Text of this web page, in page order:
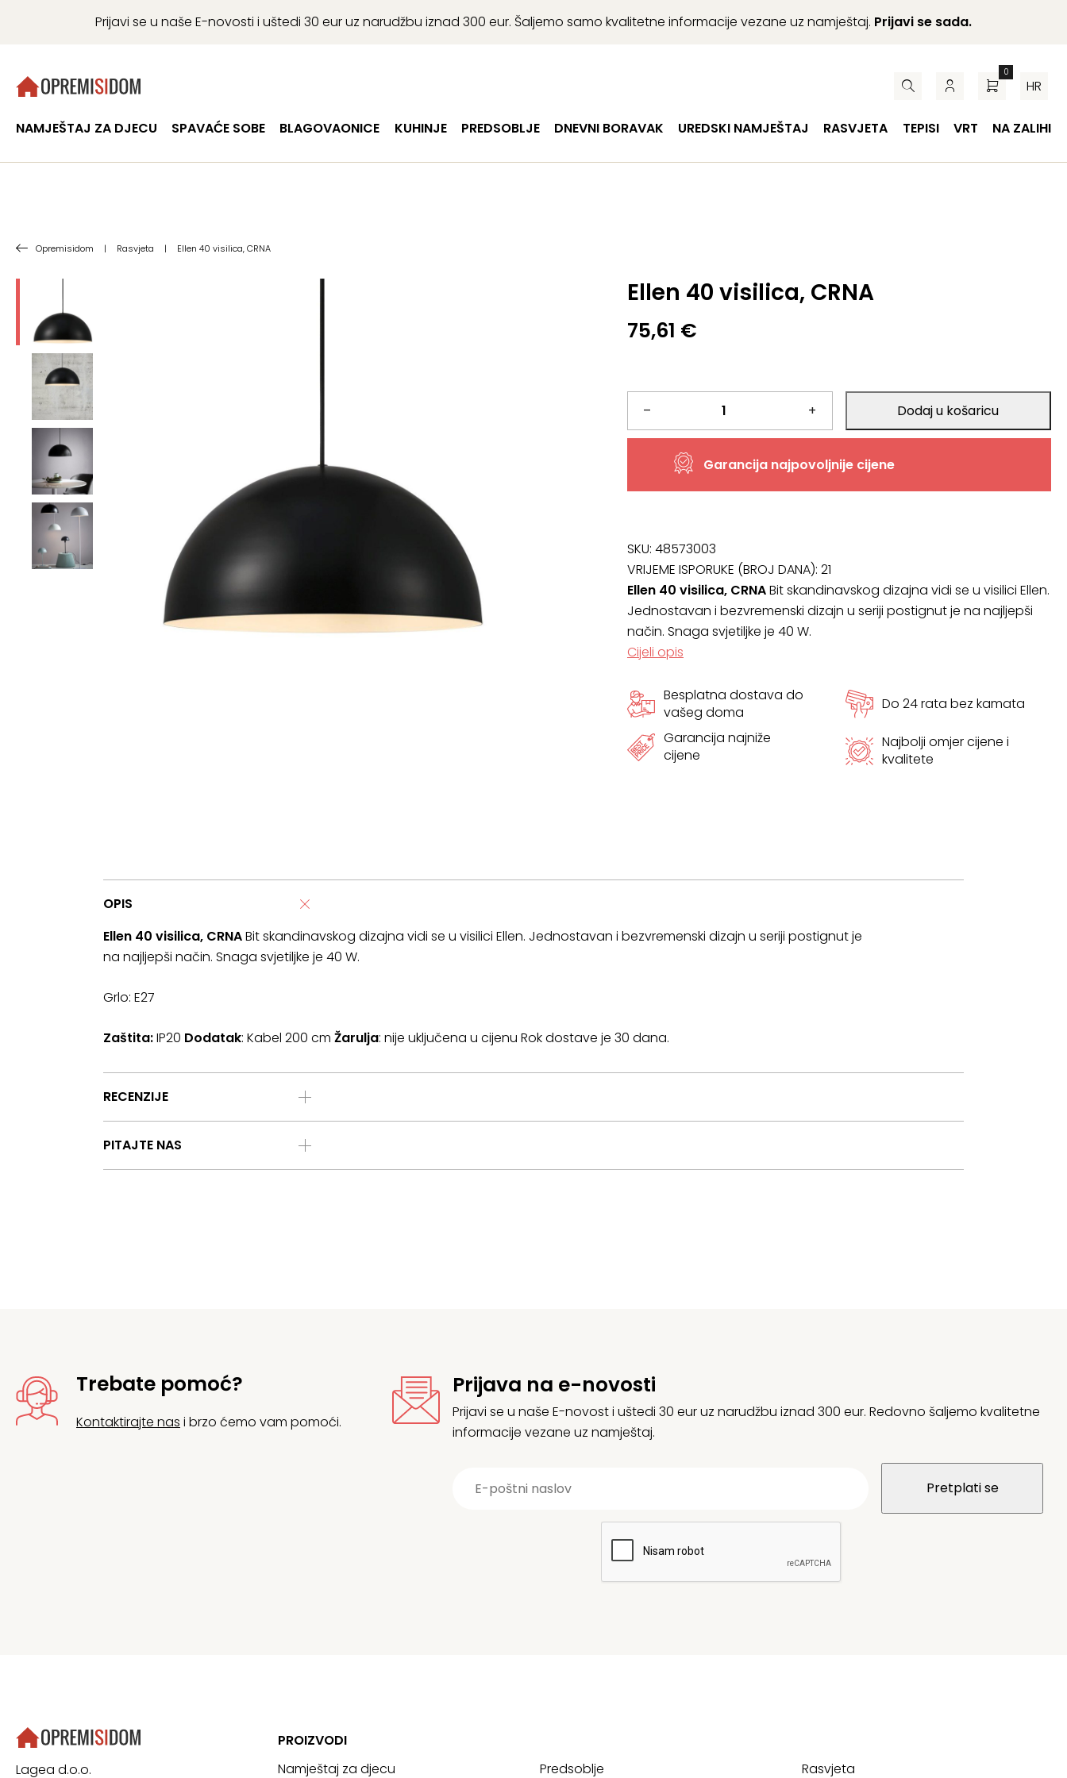
Prijavi se u naše E-novosti i uštedi 30 eur uz narudžbu iznad 300 eur. Šaljemo samo kvalitetne informacije vezane uz namještaj. Prijavi se sada.
0
HR
NAMJEŠTAJ ZA DJECU SPAVAĆE SOBE BLAGOVAONICE KUHINJE PREDSOBLJE DNEVNI BORAVAK UREDSKI NAMJEŠTAJ RASVJETA TEPISI VRT NA ZALIHI
Opremisidom | Rasvjeta | Ellen 40 visilica, CRNA
Ellen 40 visilica, CRNA
75,61 €
–
Ellen
40
količina
+ Dodaj u košaricu
Garancija najpovoljnije cijene
SKU: 48573003
VRIJEME ISPORUKE (BROJ DANA): 21
Ellen 40 visilica, CRNABit skandinavskog dizajna vidi se u visilici Ellen.
Jednostavan i bezvremenski dizajn u seriji postignut je na najljepši
način. Snaga svjetiljke je 40 W.
Cijeli opis
Besplatna dostava do
vašeg doma
Do 24 rata bez kamata
Garancija najniže
cijene
Najbolji omjer cijene i
kvalitete
OPIS
Ellen 40 visilica, CRNABit skandinavskog dizajna vidi se u visilici Ellen. Jednostavan i bezvremenski dizajn u seriji postignut je
na najljepši način. Snaga svjetiljke je 40 W.
Grlo: E27
Zaštita:IP20 Dodatak: Kabel 200 cm Žarulja: nije uključena u cijenu Rok dostave je 30 dana.
RECENZIJE
PITAJTE NAS
Trebate pomoć?
Kontaktirajte nas i brzo ćemo vam pomoći.
Prijava na e-novosti
Prijavi se u naše E-novost i uštedi 30 eur uz narudžbu iznad 300 eur. Redovno šaljemo kvalitetne
informacije vezane uz namještaj.
Lagea d.o.o.
PROIZVODI
Namještaj za djecu
Predsoblje Rasvjeta